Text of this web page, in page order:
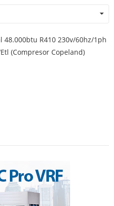
48.000btu R410 230v/60hz/1ph
(Compresor Copeland)